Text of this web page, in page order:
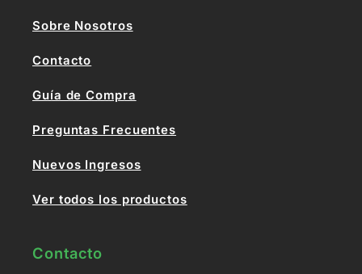
Sobre Nosotros
Contacto
Guía de Compra
Preguntas Frecuentes
Nuevos Ingresos
Ver todos los productos
Contacto